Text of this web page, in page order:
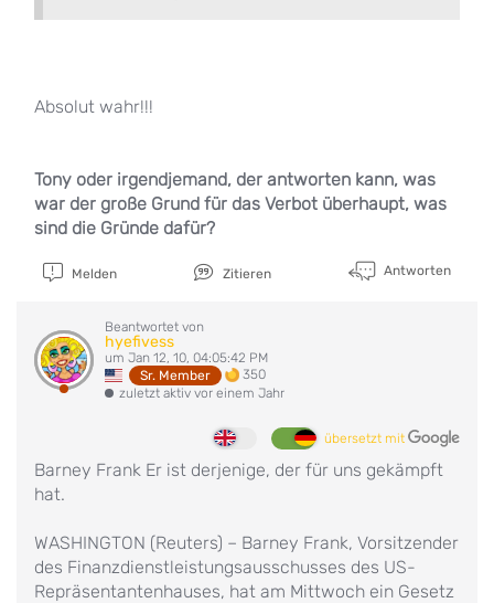
Absolut wahr!!!
Tony oder irgendjemand, der antworten kann, was
war der große Grund für das Verbot überhaupt, was
sind die Gründe dafür?
Melden Zitieren Antworten
Beantwortet von
hyefivess
um Jan 12, 10, 04:05:42 PM
Sr. Member
350
zuletzt aktiv vor einem Jahr
übersetzt mit
Barney Frank Er ist derjenige, der für uns gekämpft
hat.
WASHINGTON (Reuters) – Barney Frank, Vorsitzender
des Finanzdienstleistungsausschusses des US-
Repräsentantenhauses, hat am Mittwoch ein Gesetz